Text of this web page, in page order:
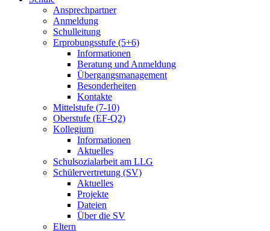
Ansprechpartner
Anmeldung
Schulleitung
Erprobungsstufe (5+6)
Informationen
Beratung und Anmeldung
Übergangsmanagement
Besonderheiten
Kontakte
Mittelstufe (7-10)
Oberstufe (EF-Q2)
Kollegium
Informationen
Aktuelles
Schulsozialarbeit am LLG
Schülervertretung (SV)
Aktuelles
Projekte
Dateien
Über die SV
Eltern